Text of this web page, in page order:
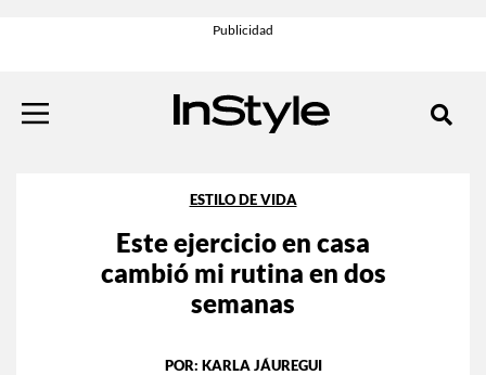
ESTILO DE VIDA
Este ejercicio en casa
cambió mi rutina en dos
semanas
POR: KARLA JÁUREGUI